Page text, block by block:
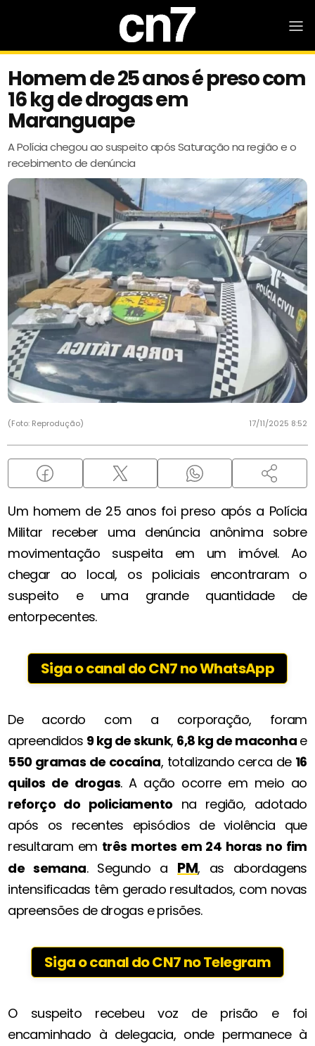
Homem de 25 anos é preso com
16 kg de drogas em
Maranguape
A Polícia chegou ao suspeito após Saturação na região e o
recebimento de denúncia
(Foto: Reprodução) 17/11/2025 8:52
Um homem de 25 anos foi preso após a Polícia
Militar receber uma denúncia anônima sobre
movimentação suspeita em um imóvel. Ao
chegar ao local, os policiais encontraram o
suspeito e uma grande quantidade de
entorpecentes.
Siga o canal do CN7 no WhatsApp
De acordo com a corporação, foram
apreendidos 9 kg de skunk, 6,8 kg de maconhae
550 gramas de cocaína, totalizando cerca de 16
quilos de drogas. A ação ocorre em meio ao
reforço do policiamento na região, adotado
após os recentes episódios de violência que
resultaram em três mortes em 24 horas no fim
de semana. Segundo a PM, as abordagens
intensificadas têm gerado resultados, com novas
apreensões de drogas e prisões.
Siga o canal do CN7 no Telegram
O suspeito recebeu voz de prisão e foi
encaminhado à delegacia, onde permanece à